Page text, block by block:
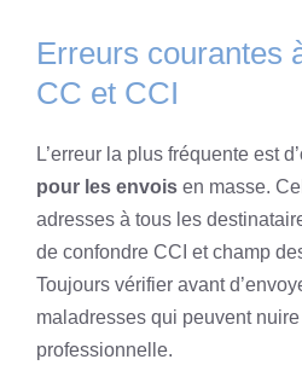
Erreurs courantes
CC et CCI
L’erreur la plus fréquente est
pour les envois en masse.
adresses à tous les
de confondre CCI et champ
Toujours vérifier avant
maladresses qui peuvent
professionnelle.